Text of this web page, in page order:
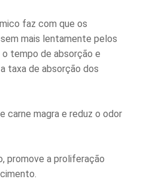
faz com que os
mais lentamente pelos
tempo de absorção e
taxa de absorção dos
carne magra e reduz o odor
promove a proliferação